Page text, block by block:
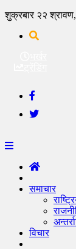
शुक्रबार २२
समाचार
विचार